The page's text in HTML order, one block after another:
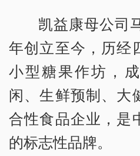
凯益康母公司
年创立至今，历经
小型糖果作坊，
闲、生鲜预制、大
合性食品企业，是
的标志性品牌。